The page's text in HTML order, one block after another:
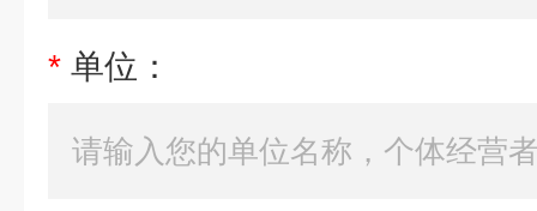
* 单位：